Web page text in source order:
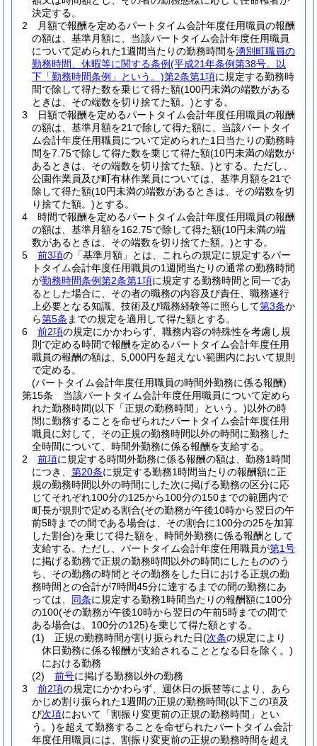
決定する。
2
月額で報酬を定めるパートタイム会計年度任用職員の報酬
の額は、基準月額に、当該パートタイム会計年度任用職員
について定められた1週間当たりの勤務時間を湧別町職員の
勤務時間、休暇等に関する条例(平成21年条例第38号。以
下「勤務時間条例」という。)第2条第1項に規定する勤務時
間で除して得た数を乗じて得た額(100円未満の端数がある
ときは、その端数を切り捨てた額。)とする。
3
日額で報酬を定めるパートタイム会計年度任用職員の報酬
の額は、基準月額を21で除して得た額に、当該パートタイ
ム会計年度任用職員について定められた1日当たりの勤務時
間を7.75で除して得た数を乗じて得た額(10円未満の端数が
あるときは、その端数を切り捨てた額。)とする。 ただし、
公園作業員及び町有林作業員については、基準月額を21で
除して得た額(10円未満の端数があるときは、その端数を切
り捨てた額。)とする。
4
時間で報酬を定めるパートタイム会計年度任用職員の報酬
の額は、基準月額を162.75で除して得た額(10円未満の端
数があるときは、その端数を切り捨てた額。)とする。
5
前3項の「基準月額」とは、これらの規定に規定するパー
トタイム会計年度任用職員の1週間当たりの通常の勤務時間
が勤務時間条例第2条第1項に規定する勤務時間と同一であ
るとした場合に、その者の職務の内容及び責任、職務遂行
上必要となる知識、技術及び職務経験等に照らして第3条か
ら第5条 までの規定を適用して得た額とする。
6
前2項の規定にかかわらず、職務内容の特殊性を考慮し規
則で定める時間で報酬を定めるパートタイム会計年度任用
職員の報酬の額は、5,000円を超えない範囲内において規則
で定める。
(パートタイム会計年度任用職員の時間外勤務に係る報酬)
第15条
当該パートタイム会計年度任用職員について定めら
れた勤務時間(以下「正規の勤務時間」という。)以外の時
間に勤務することを命ぜられたパートタイム会計年度任用
職員に対して、その正規の勤務時間以外の時間に勤務した
全時間について、時間外勤務に係る報酬を支給する。
2
前項に規定する時間外勤務に係る報酬の額は、勤務1時間
につき、 第20条に規定する勤務1時間当たりの報酬額に正
規の勤務時間以外の時間にした次に掲げる勤務の区分に応
じてそれぞれ100分の125から100分の150までの範囲内で
町長が規則で定める割合(その勤務が午後10時から翌日の午
前5時までの間である場合は、その割合に100分の25を加算
した割合)を乗じて得た額を、時間外勤務に係る報酬として
支給する。 ただし、パートタイム会計年度任用職員が第1号
に掲げる勤務で正規の勤務時間以外の時間にしたもののう
ち、その勤務の時間とその勤務をした日における正規の勤
務時間との合計が7時間45分に達するまでの間の勤務にあ
っては、 同条に規定する勤務1時間当たりの報酬額に100分
の100(その勤務が午後10時から翌日の午前5時までの間で
ある場合は、100分の125)を乗じて得た額とする。
(1)
正規の勤務時間が割り振られた日(次条の規定により
休日勤務に係る報酬が支給されることとなる日を除く。)
における勤務
(2)
前号に掲げる勤務以外の勤務
3
前2項の規定にかかわらず、週休日の振替等により、あら
かじめ割り振られた1週間の正規の勤務時間(以下この項及
び次項において「割振り変更前の正規の勤務時間」とい
う。)を超えて勤務することを命ぜられたパートタイム会計
年度任用職員には、割振り変更前の正規の勤務時間を超え